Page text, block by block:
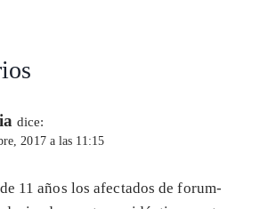
ra
o
dice:
2017 a las 11:15
11 años los afectados de forum-